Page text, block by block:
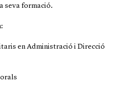
seva formació.
en Administració i Direcció